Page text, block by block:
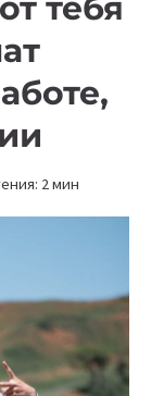
2мин